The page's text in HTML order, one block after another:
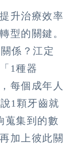
升治療效率
型的關鍵。
係？江定
1種器
每個成年人
1顆牙齒就
蒐集到的數
加上彼此關